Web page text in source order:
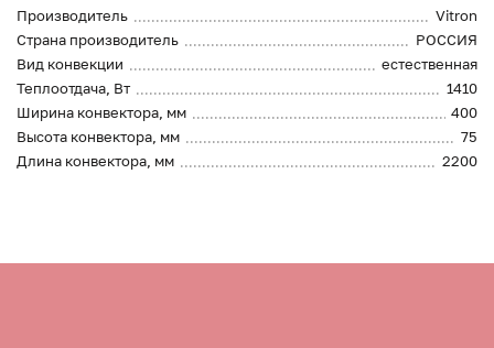
Производитель
Vitron
Страна производитель
РОССИЯ
Вид конвекции
естественная
Теплоотдача, Вт
1410
Ширина конвектора, мм
400
Высота конвектора, мм
75
Длина конвектора, мм
2200